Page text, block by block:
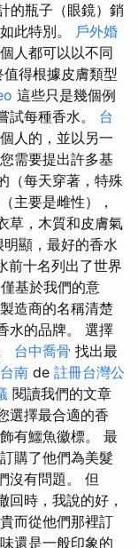
的瓶子（眼鏡）銷
此特別。 戶外婚
人都可以以不同
值得根據皮膚類型
這些只是幾個例
試每種香水。 台
人的，並以另一
需要提出許多基
（每天穿著，特殊
主要是雌性），
草，木質和皮膚氣
顯，最好的香水
前十名列出了世界
基於我們的意
造商的名稱清楚
水的品牌。 選擇
台中喬骨 找出最
南 de 註冊台灣公
閱讀我們的文章
選擇最合適的香
有鱷魚徽標。 最
購了他們為美髮
沒有問題。 但
回時，我說的好，
而從他們那裡訂
還是一般印象的